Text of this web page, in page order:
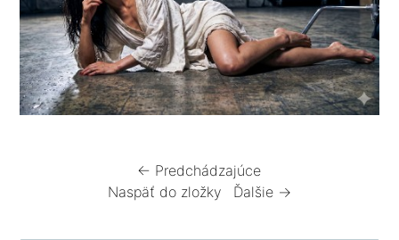
← Predchádzajúce
Naspäť do zložky
Ďalšie →